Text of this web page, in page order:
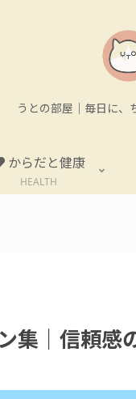
うとの部屋｜毎日に、
からだと健康
HEALTH
集｜信頼感